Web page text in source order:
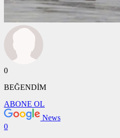
0
BEĞENDİM
ABONE OL
News
0